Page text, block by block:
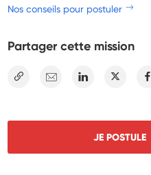
Nos conseils pour postuler
Partager cette mission
E-mail Linkedin Twitter
JE POSTULE